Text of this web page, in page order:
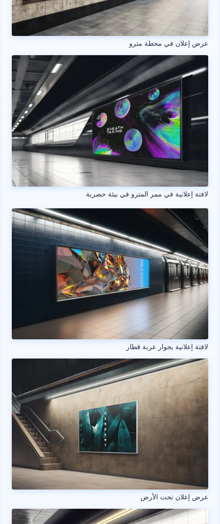
عرض إعلان في محطة مترو
لافتة إعلانية في ممر المترو في بيئة حضرية
لافتة إعلانية بجوار عربة قطار
عرض إعلان تحت الأرض